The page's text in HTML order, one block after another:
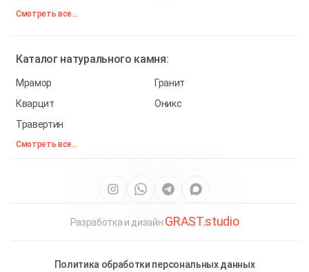
Разработка и дизайн GRAST.studio
Политика обработки персональных данных
Смотреть все...
Каталог натурального камня:
Мрамор
Гранит
Кварцит
Оникс
Травертин
Смотреть все...